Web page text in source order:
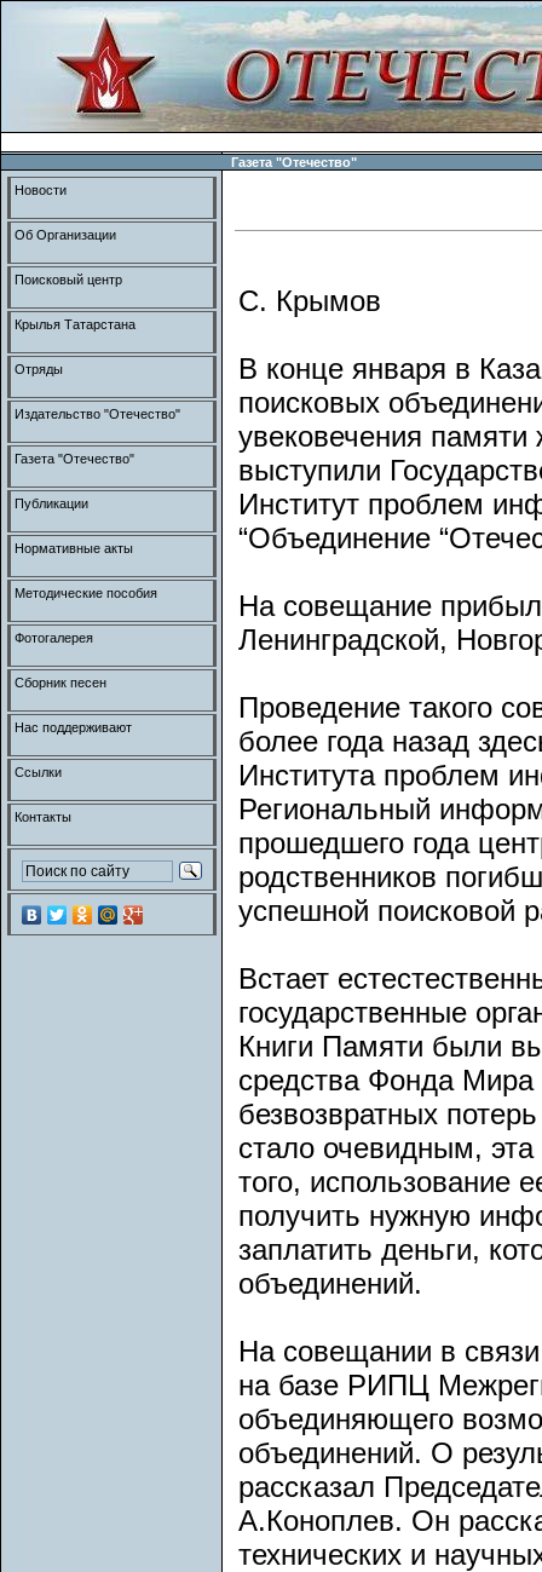
Газета "Отечество"
С. Крымов
В конце января в
поисковых
увековечения памяти
выступили
Институт проблем
“Объединение
На совещание
Ленинградской,
Проведение такого
более года назад
Института проблем
Региональный
прошедшего года
родственников
успешной поисковой
Встает
государственные
Книги Памяти были
средства Фонда
безвозвратных
стало очевидным,
того, использование
получить нужную
заплатить деньги,
объединений.
На совещании в
на базе РИПЦ
объединяющего
объединений. О
рассказал
А.Коноплев. Он
технических и
Новости
Об Организации
Поисковый центр
Крылья Татарстана
Отряды
Издательство "Отечество"
Газета "Отечество"
Публикации
Нормативные акты
Методические пособия
Фотогалерея
Сборник песен
Нас поддерживают
Ссылки
Контакты